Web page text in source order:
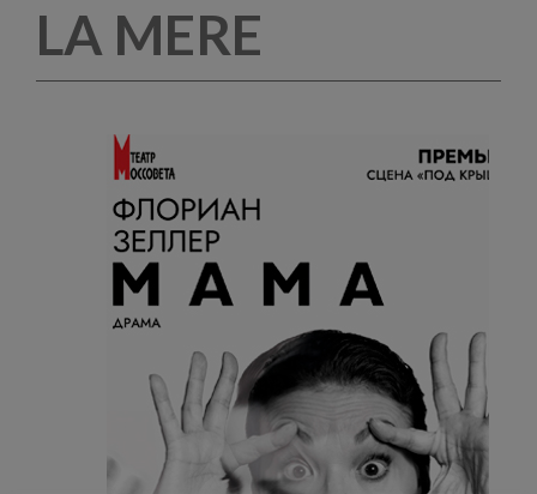
LA MERE